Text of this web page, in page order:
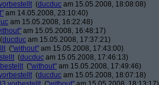
(ducduc am 15.05.2008, 18:08:08)
am 14.05.2008, 23:10:40)
am 15.05.2008, 16:22:48)
am 15.05.2008, 16:48:17)
(ducduc am 15.05.2008, 17:37:21)
("without" am 15.05.2008, 17:43:00)
(ducduc am 15.05.2008, 17:46:13)
("without" am 15.05.2008, 17:49:46)
(ducduc am 15.05.2008, 18:07:18)